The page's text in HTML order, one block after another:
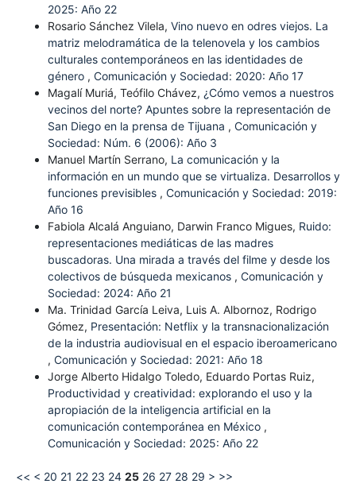
2025: Año 22
Rosario Sánchez Vilela, Vino nuevo en odres viejos. La
matriz melodramática de la telenovela y los cambios
culturales contemporáneos en las identidades de
género , Comunicación y Sociedad: 2020: Año 17
Magalí Muriá, Teófilo Chávez, ¿Cómo vemos a nuestros
vecinos del norte? Apuntes sobre la representación de
San Diego en la prensa de Tijuana , Comunicación y
Sociedad: Núm. 6 (2006): Año 3
Manuel Martín Serrano, La comunicación y la
información en un mundo que se virtualiza. Desarrollos y
funciones previsibles , Comunicación y Sociedad: 2019:
Año 16
Fabiola Alcalá Anguiano, Darwin Franco Migues, Ruido:
representaciones mediáticas de las madres
buscadoras. Una mirada a través del filme y desde los
colectivos de búsqueda mexicanos , Comunicación y
Sociedad: 2024: Año 21
Ma. Trinidad García Leiva, Luis A. Albornoz, Rodrigo
Gómez, Presentación: Netflix y la transnacionalización
de la industria audiovisual en el espacio iberoamericano
, Comunicación y Sociedad: 2021: Año 18
Jorge Alberto Hidalgo Toledo, Eduardo Portas Ruiz,
Productividad y creatividad: explorando el uso y la
apropiación de la inteligencia artificial en la
comunicación contemporánea en México ,
Comunicación y Sociedad: 2025: Año 22
<< < 20 21 22 23 24 25 26 27 28 29 > >>